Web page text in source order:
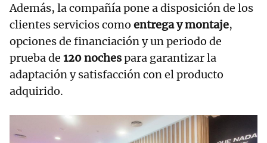
Además, la compañía pone a disposición de los
clientes servicios como entrega y montaje,
opciones de financiación y un periodo de
prueba de 120 nochespara garantizar la
adaptación y satisfacción con el producto
adquirido.